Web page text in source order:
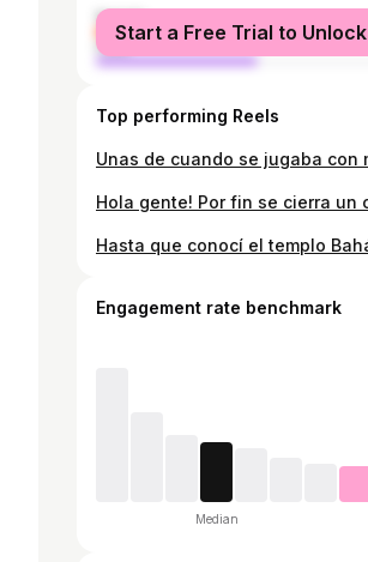
female
male
Start a Free Trial to Unlock
Top performing Reels
Engagement rate benchmark
Median